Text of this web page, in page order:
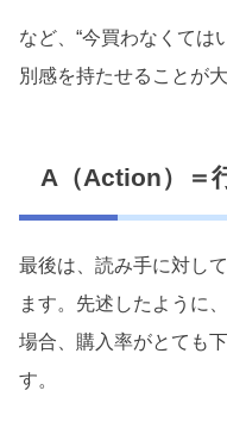
など、“今買わなくては
別感を持たせることが大
A（Action）＝
最後は、読み手に対し
ます。先述したように
場合、購入率がとても
す。